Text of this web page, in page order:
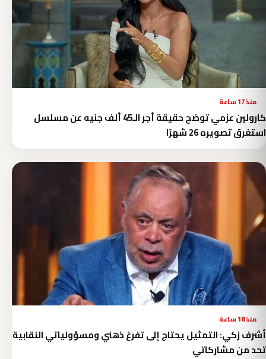
منذ 17 ساعة
كارولين عزمي توضح حقيقة أجر الـ45 ألف جنيه عن مسلسل
استغرق تصويره 26 شهرًا
منذ 18 ساعة
أشرف زكي: التمثيل يحتاج إلى تفرغ ذهني ومسؤولياتي النقابية
تحد من مشاركاتي